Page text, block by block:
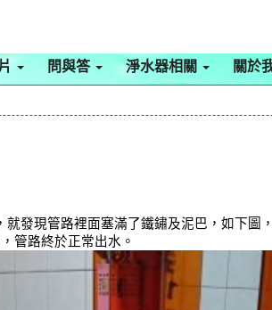
問與答 淨水器相關 關於
發現管路裡面塞滿了鐵鏽及泥巴，如下
管路終於正常出水。